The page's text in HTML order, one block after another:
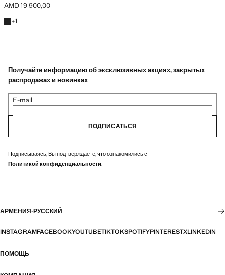
Текущая цена [AMD 19 900,00 ]
AMD 19 900,00
Черный
+1
+1 цвет
Получайте информацию об эксклюзивных акциях, закрытых
распродажах и новинках
E-mail
ПОДПИСАТЬСЯ
Подписываясь, Вы подтверждаете, что ознакомились с
Политикой конфиденциальности.
АРМЕНИЯ·РУССКИЙ
INSTAGRAMFACEBOOKYOUTUBETIKTOKSPOTIFYPINTERESTXLINKEDIN
ПОМОЩЬ